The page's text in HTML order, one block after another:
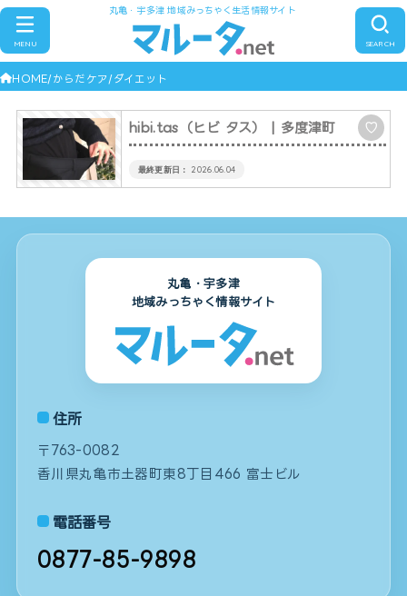
丸亀・宇多津 地域みっちゃく生活情報サイト
SEARCH
MENU
HOME からだケア ダイエット
hibi.tas（ヒビ タス） ♡
| 多度津町
2026.06.04
丸亀・宇多津
地域みっちゃく情報サイト
住所
〒763-0082
香川県丸亀市土器町東8丁目466 富士ビル
電話番号
0877-85-9898